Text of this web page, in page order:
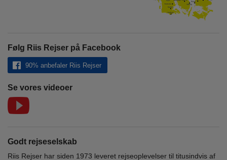
Følg Riis Rejser på Facebook
90% anbefaler Riis Rejser
Se vores videoer
Godt rejseselskab
Riis Rejser har siden 1973 leveret rejseoplevelser til titusindvis af